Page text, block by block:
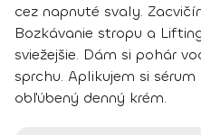
cez napnuté svaly.
Bozkávanie stropu a
sviežejšie. Dám si pohár
sprchu. Aplikujem si
obľúbený denný krém.